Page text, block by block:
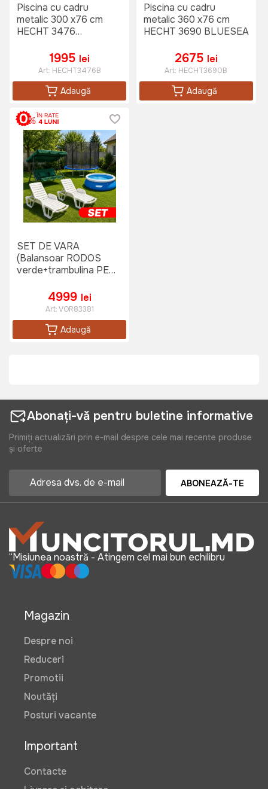
Piscina cu cadru
metalic 300 x76 cm
HECHT 3476
1995 lei
Art: HECHT3476B
Adaugă
Piscina cu cadru
metalic 360 x76 cm
HECHT 3690 BLUESEA
2675 lei
Art: HECHT3690B
Adaugă
SET DE VARA
(Balansoar RODOS
verde+trambulina PE
Hecht3276+
2sezlonguri Lettino
Fisso)
4999 lei
Art:VOR83381
Adaugă
Abonați-vă pentru buletine informative
Primiți actualizări prin e-mail despre cele mai recente produse
și oferte
ABONEAZĂ-TE
“Misiunea noastră - Atingem cel mai bun echilibru
Magazin
Despre noi
Reduceri
Promotii
Noutăți
Posturi vacante
Important
Contacte